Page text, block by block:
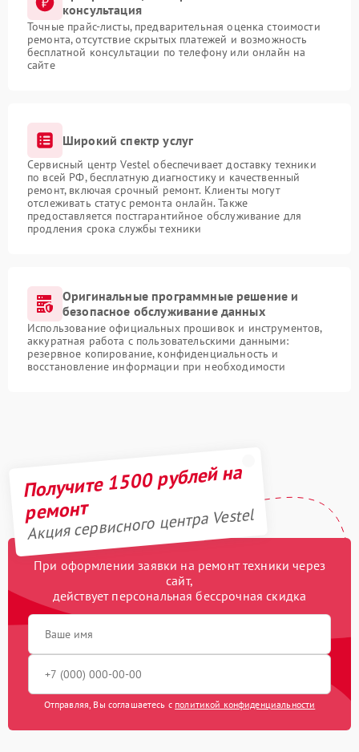
консультация
Точные прайс-листы, предварительная оценка стоимости
ремонта, отсутствие скрытых платежей и возможность
бесплатной консультации по телефону или онлайн на
сайте
Широкий спектр услуг
Сервисный центр Vestel обеспечивает доставку техники
по всей РФ, бесплатную диагностику и качественный
ремонт, включая срочный ремонт. Клиенты могут
отслеживать статус ремонта онлайн. Также
предоставляется постгарантийное обслуживание для
продления срока службы техники
Оригинальные программные решение и
безопасное обслуживание данных
Использование официальных прошивок и инструментов,
аккуратная работа с пользовательскими данными:
резервное копирование, конфиденциальность и
восстановление информации при необходимости
Получите 1500 рублей на
ремонт
Акция сервисного центра Vestel
При оформлении заявки на ремонт техники через
сайт,
действует персональная бессрочная скидка
Отправляя, Вы соглашаетесь с политикой конфиденциальности